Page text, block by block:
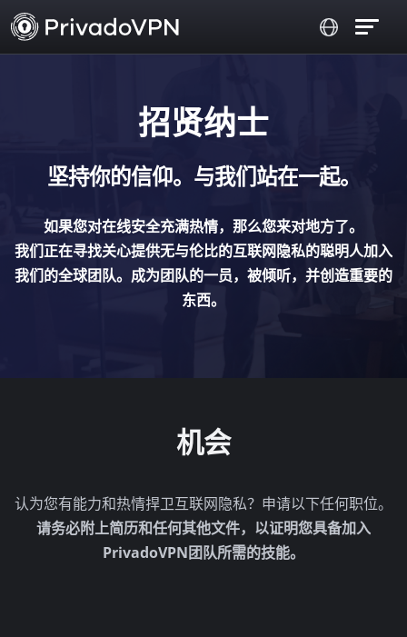
招贤纳士
坚持你的信仰。与我们站在一起。
如果您对在线安全充满热情，那么您来对地方了。
我们正在寻找关心提供无与伦比的互联网隐私的聪明人加入
我们的全球团队。成为团队的一员，被倾听，并创造重要的
东西。
机会
认为您有能力和热情捍卫互联网隐私？申请以下任何职位。
请务必附上简历和任何其他文件，以证明您具备加入
PrivadoVPN团队所需的技能。